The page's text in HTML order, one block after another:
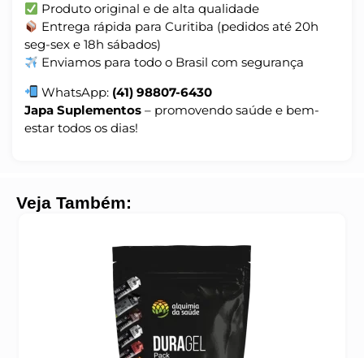
Produto original e de alta qualidade
Entrega rápida para Curitiba (pedidos até 20h
seg-sex e 18h sábados)
Enviamos para todo o Brasil com segurança
WhatsApp: (41) 98807-6430
Japa Suplementos – promovendo saúde e bem-
estar todos os dias!
Veja Também: